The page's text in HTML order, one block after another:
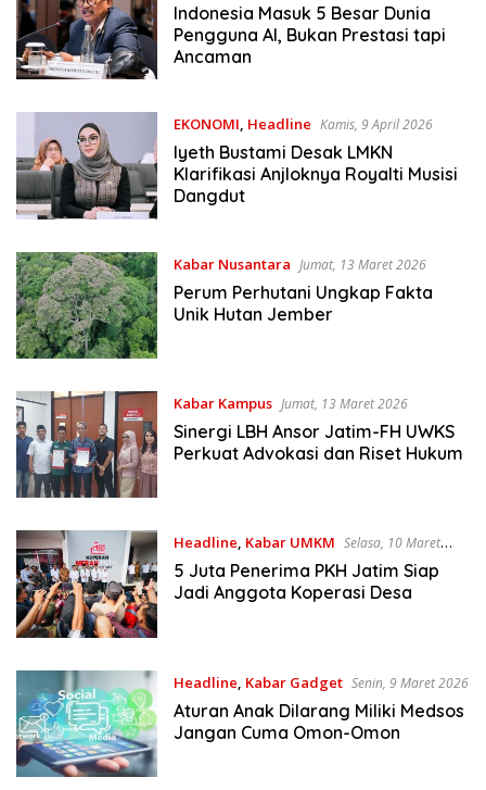
Indonesia Masuk 5 Besar Dunia
Pengguna AI, Bukan Prestasi tapi
Ancaman
EKONOMI, Headline Kamis, 9 April 2026
Iyeth Bustami Desak LMKN
Klarifikasi Anjloknya Royalti Musisi
Dangdut
Kabar Nusantara Jumat, 13 Maret 2026
Perum Perhutani Ungkap Fakta
Unik Hutan Jember
Kabar Kampus Jumat, 13 Maret 2026
Sinergi LBH Ansor Jatim-FH UWKS
Perkuat Advokasi dan Riset Hukum
Headline, Kabar UMKM Selasa, 10 Maret
2026
5 Juta Penerima PKH Jatim Siap
Jadi Anggota Koperasi Desa
Headline, Kabar Gadget Senin, 9 Maret 2026
Aturan Anak Dilarang Miliki Medsos
Jangan Cuma Omon-Omon